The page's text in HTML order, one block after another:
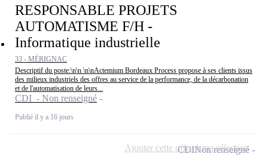
RESPONSABLE PROJETS
AUTOMATISME F/H -
Informatique industrielle
33 - MÉRIGNAC
Descriptif du poste:\n\n \n\nActemium Bordeaux Process propose à ses clients issus
des milieux industriels des offres au service de la performance, de la décarbonation
et de l'automatisation de leurs...
CDI - Non renseigné
Publié il y a 16 jours
CDINon renseigné
Ajouter cette offre à ma sélection